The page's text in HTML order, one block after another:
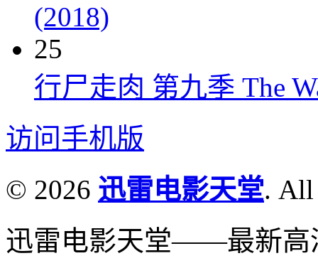
(2018)
25
行尸走肉 第九季 The
访问手机版
© 2026 迅雷电影天堂. All
迅雷电影天堂——最新高